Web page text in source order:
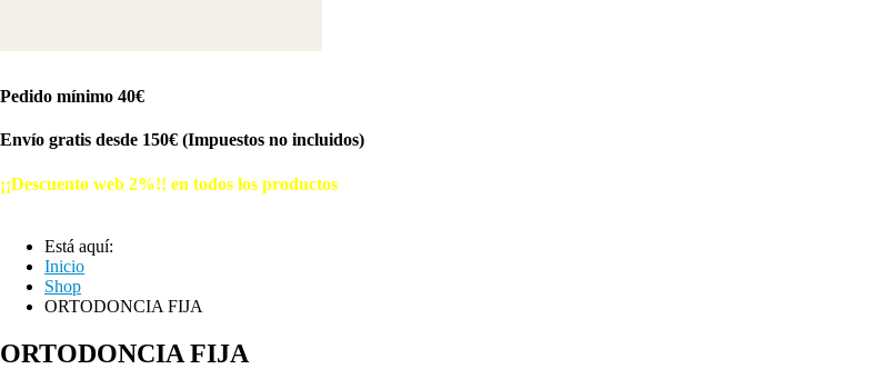
Pedido mínimo 40€
Envío gratis desde 150€ (Impuestos no incluidos)
¡¡Descuento web 2%!! en todos los productos
Está aquí:
Inicio
Shop
ORTODONCIA FIJA
ORTODONCIA FIJA